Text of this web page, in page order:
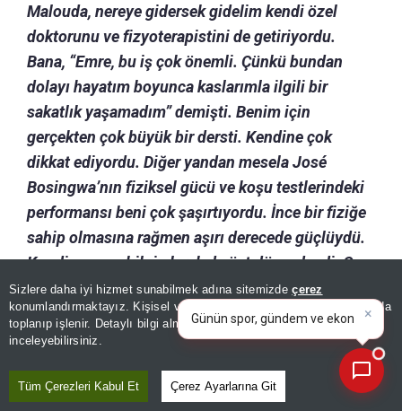
Sizlere daha iyi hizmet sunabilmek adına sitemizdeçerez
konumlandırmaktayız. Kişisel verileriniz, KVKK ve GDPR kapsamında
toplanıp işlenir. Detaylı bilgi almak içinAydınlatma Metnimizi
inceleyebilirsiniz.
Tüm Çerezleri Kabul Et Çerez Ayarlarına Git
Malouda, nereye gidersek gidelim kendi özel
doktorunu ve fizyoterapistini de getiriyordu.
Bana, “Emre, bu iş çok önemli. Çünkü bundan
dolayı hayatım boyunca kaslarımla ilgili bir
sakatlık yaşamadım” demişti. Benim için
gerçekten çok büyük bir dersti. Kendine çok
dikkat ediyordu. Diğer yandan mesela José
Bosingwa’nın fiziksel gücü ve koşu testlerindeki
performansı beni çok şaşırtıyordu. İnce bir fiziğe
sahip olmasına rağmen aşırı derecede güçlüydü.
Kondisyon ve bilgi olarak da üst düzeydeydi. O
yüzden genç oyuncular, böyle futbolculardan çok
büyük dersler alabilir. Trabzonspor’daki genç
oyuncuların da Salah’tan ders alması gerekiyor.
Çünkü böyle bir fırsat herkesin eline kolay kolay
geçmez. Salah’ın kazandığı başarılar ve kupalar
Günün spor, gündem ve
ekonomi gelişmelerini analiz
edin!